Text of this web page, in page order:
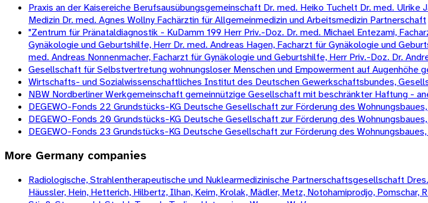
Praxis an der Kaisereiche Berufsausübungsgemeinschaft Dr. med. Heiko Tuchelt Dr. med.
Medizin Dr. med. Agnes Wollny Fachärztin für Allgemeinmedizin und Arbeitsmedizin Partnerschaft
"Zentrum für Pränataldiagnostik - KuDamm 199 Herr Priv.-Doz. Dr. med. Michael Entezami,
Gynäkologie und Geburtshilfe, Herr Dr. med. Andreas Hagen, Facharzt für Gynäkologie und
med. Andreas Nonnenmacher, Facharzt für Gynäkologie und Geburtshilfe, Herr Priv.-Doz. Dr.
Gesellschaft für Selbstvertretung wohnungsloser Menschen und Empowerment auf Augenhöhe
Wirtschafts- und Sozialwissenschaftliches Institut des Deutschen Gewerkschaftsbundes,
NBW Nordberliner Werkgemeinschaft gemeinnützige Gesellschaft mit beschränkter Haftung -
DEGEWO-Fonds 22 Grundstücks-KG Deutsche Gesellschaft zur Förderung des
DEGEWO-Fonds 20 Grundstücks-KG Deutsche Gesellschaft zur Förderung des
DEGEWO-Fonds 23 Grundstücks-KG Deutsche Gesellschaft zur Förderung des
More Germany companies
Radiologische, Strahlentherapeutische und Nuklearmedizinische Partnerschaftsgesellschaft
Häussler, Hein, Hetterich, Hilbertz, Ilhan, Keim, Krolak, Mädler, Metz, Notohamiprodjo,